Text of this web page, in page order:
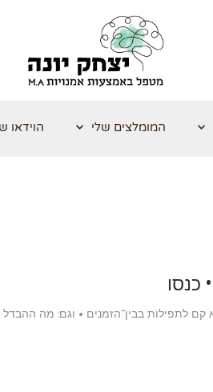
המומלצים שלי הוידאו
כנסו
קם לתפילות בבין־הזמנים • וגם: מה ההבדל